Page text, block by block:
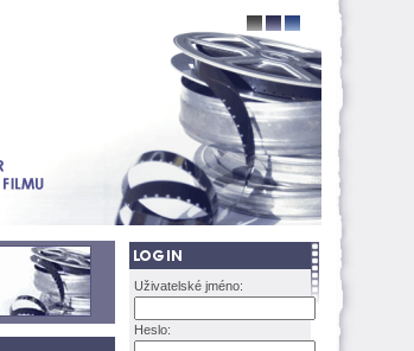
Uživatelské jméno:
Heslo: